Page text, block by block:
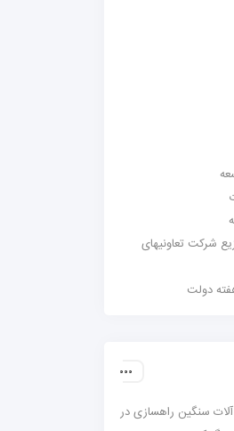
شرکت تعاونیهای
دولت
سنگین راهسازی در